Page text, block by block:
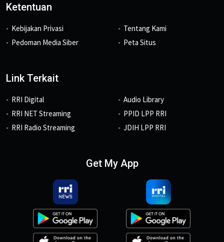
Ketentuan
Kebijakan Privasi
Pedoman Media Siber
Tentang Kami
Peta Situs
Link Terkait
RRI Digital
RRI NET Streaming
RRI Radio Streaming
Audio Library
PPID LPP RRI
JDIH LPP RRI
Get My App